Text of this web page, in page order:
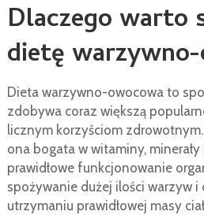
Dlaczego warto
dietę
Dieta warzywno-owocowa to
zdobywa coraz większą
licznym korzyściom
ona bogata w witaminy, minerały
prawidłowe funkcjonowanie
spożywanie dużej ilości warzyw
utrzymaniu prawidłowej masy